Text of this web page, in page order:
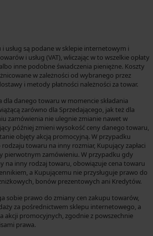
usług są podane w sklepie internetowym i
i usług (VAT), wliczając w to wszelkie opłaty
inne podobne świadczenia pieniężne. Koszty
w zależności od wybranego przez
i metody płatności należności za towar.
dla danego towaru w momencie składania
zarówno dla Sprzedającego, jak też dla
zamówienia nie ulegnie zmianie nawet w
później zmieni wysokość ceny danego towaru,
objęty akcją promocyjną. W przypadku
towaru na inny rozmiar, Kupujący zapłaci
pierwotnym zamówieniu. W przypadku gdy
na inny rodzaj towaru, obowiązuje cena towaru
a Kupującemu nie przysługuje prawo do
bonów prezentowych ani Kredytów.
sobie prawo do zmiany cen zakupu towarów,
za pośrednictwem sklepu internetowego, a
akcji promocyjnych, zgodnie z powszechnie
prawa.